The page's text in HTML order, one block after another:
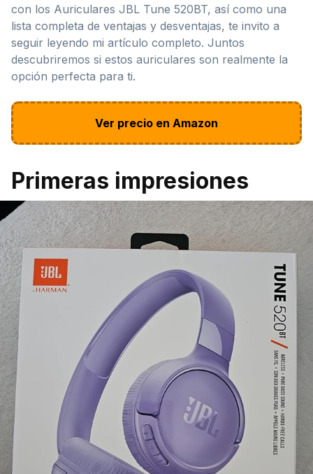
con los Auriculares JBL Tune 520BT, así como una
lista completa de ventajas y desventajas, te invito a
seguir leyendo mi artículo completo. Juntos
descubriremos si estos auriculares son realmente la
opción perfecta para ti.
Ver precio en Amazon
Primeras impresiones